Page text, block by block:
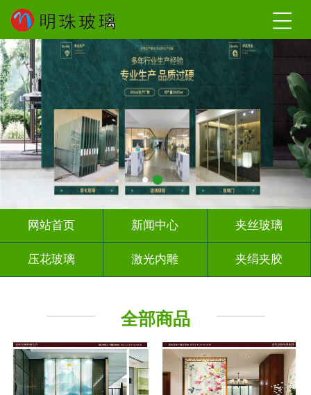
网站首页 新闻中心 夹丝玻璃
压花玻璃 激光内雕 夹绢夹胶
全部商品